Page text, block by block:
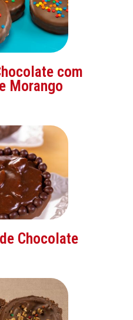
com
Morango
Chocolate